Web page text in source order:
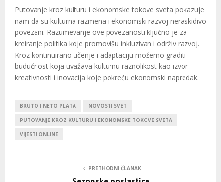
Putovanje kroz kulturu i ekonomske tokove sveta pokazuje
nam da su kulturna razmena i ekonomski razvoj neraskidivo
povezani. Razumevanje ove povezanosti ključno je za
kreiranje politika koje promovišu inkluzivan i održiv razvoj.
Kroz kontinuirano učenje i adaptaciju možemo graditi
budućnost koja uvažava kulturnu raznolikost kao izvor
kreativnosti i inovacija koje pokreću ekonomski napredak.
BRUTO I NETO PLATA NOVOSTI SVET
PUTOVANJE KROZ KULTURU I EKONOMSKE TOKOVE SVETA
VIJESTI ONLINE
PRETHODNI ČLANAK